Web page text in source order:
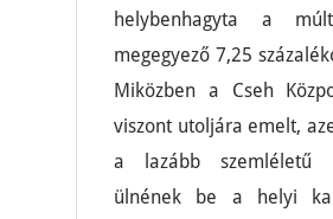
helybenhagyta a
megegyező 7,25
Miközben a Cseh
viszont utoljára emelt,
a lazább szemléletű
ülnének be a helyi